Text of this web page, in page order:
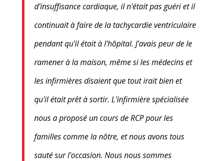
d'insuffisance cardiaque, il n'était pas guéri et il
continuait à faire de la tachycardie ventriculaire
pendant qu'il était à l'hôpital. J'avais peur de le
ramener à la maison, même si les médecins et
les infirmières disaient que tout irait bien et
qu'il était prêt à sortir. L'infirmière spécialisée
nous a proposé un cours de RCP pour les
familles comme la nôtre, et nous avons tous
sauté sur l'occasion. Nous nous sommes